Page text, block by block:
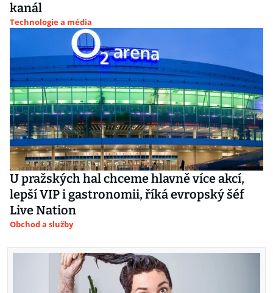
kanál
Technologie a média
U pražských hal chceme hlavně více akcí,
lepší VIP i gastronomii, říká evropský šéf
Live Nation
Obchod a služby